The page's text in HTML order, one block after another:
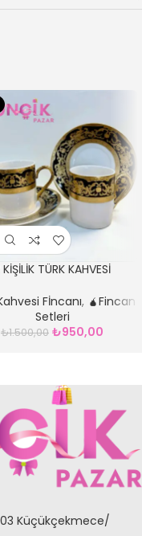
TÜRK KAHVESİ
Fİncanı, 🧉Fincan
Setleri
₺1.500,00 ₺950,00
Küçükçekmece/